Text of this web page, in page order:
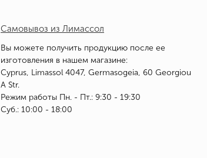
Самовывоз из Лимассол
Вы можете получить продукцию после ее
изготовления в нашем магазине:
Cyprus, Limassol 4047, Germasogeia, 60 Georgiou
A Str.
Режим работы Пн. - Пт.: 9:30 - 19:30
Суб.: 10:00 - 18:00